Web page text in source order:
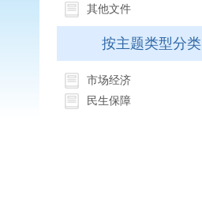
其他文件
按主题类型分类
市场经济
民生保障